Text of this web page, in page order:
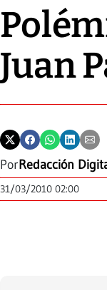
Juan
PorRedacción
31/03/2010 02:00